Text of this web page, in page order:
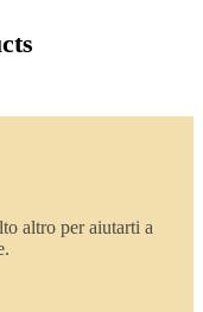
altro per aiutarti a